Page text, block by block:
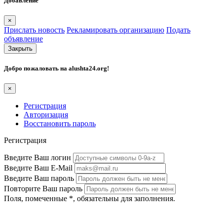
×
Прислать новость Рекламировать организацию Подать
объявление
Закрыть
Добро пожаловать на alushta24.org!
×
Регистрация
Авторизация
Восстановить пароль
Регистрация
Введите Ваш логин
Введите Ваш E-Mail
Введите Ваш пароль
Повторите Ваш пароль
Поля, помеченные *, обязательны для заполнения.